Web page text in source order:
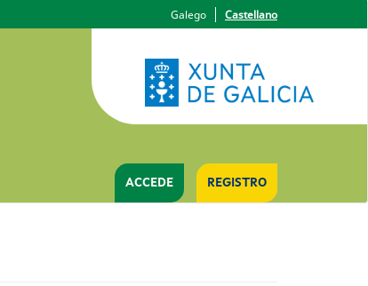
Galego Castellano
ACCEDE REGISTRO